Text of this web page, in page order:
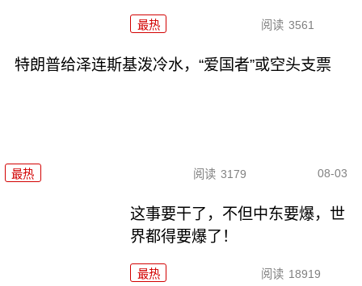
最热 阅读 3561
特朗普给泽连斯基泼冷水，“爱国者”或空头支票
最热 阅读 3179 08-03
这事要干了，不但中东要爆，世
界都得要爆了！
最热 阅读 18919